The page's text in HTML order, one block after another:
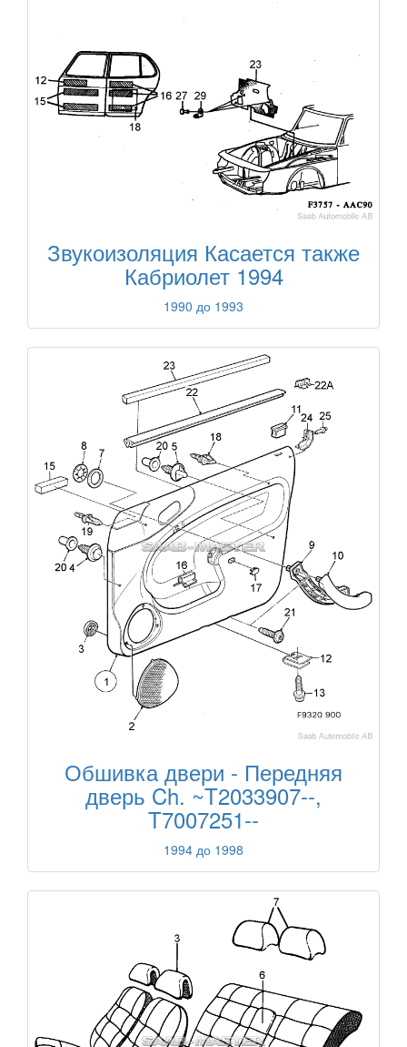
Звукоизоляция Касается также
Кабриолет 1994
1990 до 1993
Обшивка двери - Передняя
дверь Ch. ~T2033907--,
T7007251--
1994 до 1998